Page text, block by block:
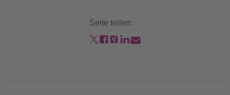
Seite teilen: